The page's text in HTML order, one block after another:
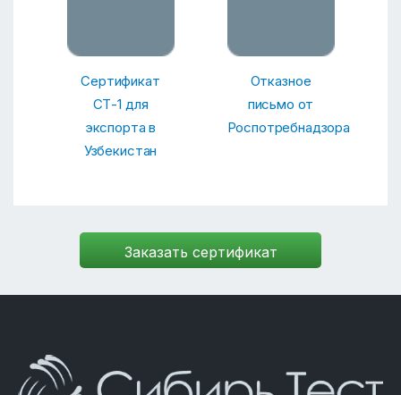
Сертификат
СТ-1 для
экспорта в
Узбекистан
Отказное
письмо от
Роспотребнадзора